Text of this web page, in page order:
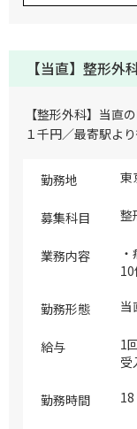
【当直】整形
【整形外科】当直
１千円／最寄駅よ
勤務地 東
募集科目 整
業務内容
勤務形態 当
給与
1
受
勤務時間